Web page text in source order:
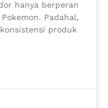
hanya berperan
Padahal,
produk